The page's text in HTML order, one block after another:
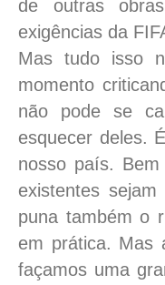
de outras
exigências da
Mas tudo isso
momento
não pode se
esquecer deles.
nosso país.
existentes
puna também o
em prática. Mas
façamos uma